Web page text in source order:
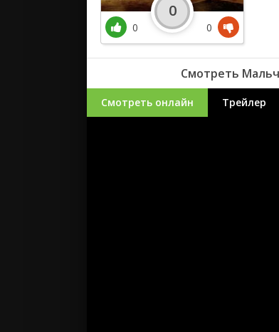
0
0
0
Смотреть
Смотреть онлайн Трейлер